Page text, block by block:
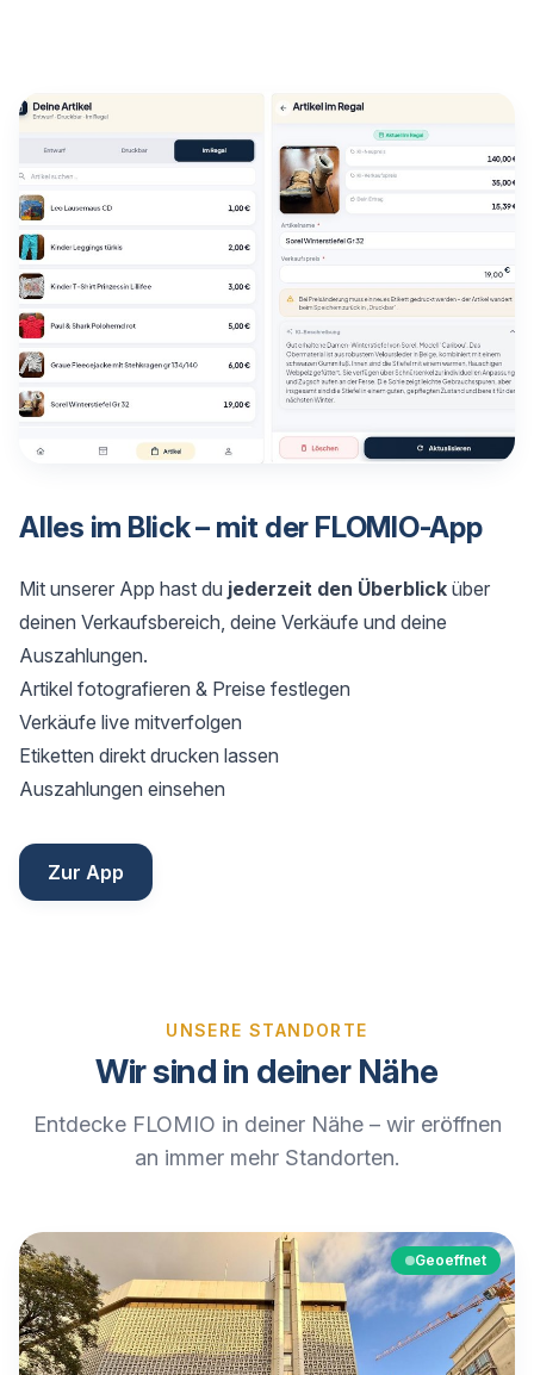
Alles im Blick – mit der FLOMIO-App
Mit unserer App hast du jederzeit den Überblick über
deinen Verkaufsbereich, deine Verkäufe und deine
Auszahlungen.
Artikel fotografieren & Preise festlegen
Verkäufe live mitverfolgen
Etiketten direkt drucken lassen
Auszahlungen einsehen
Zur App
UNSERE STANDORTE
Wir sind in deiner Nähe
Entdecke FLOMIO in deiner Nähe – wir eröffnen
an immer mehr Standorten.
Geoeffnet